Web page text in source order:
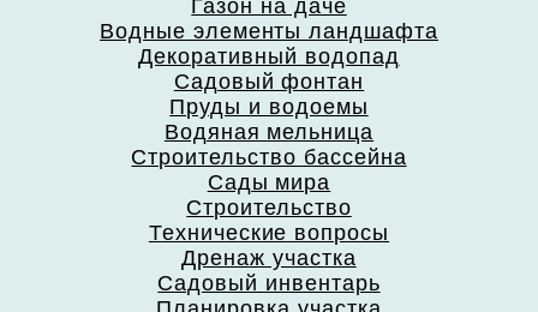
Газон на даче
Водные элементы ландшафта
Декоративный водопад
Садовый фонтан
Пруды и водоемы
Водяная мельница
Строительство бассейна
Сады мира
Строительство
Технические вопросы
Дренаж участка
Садовый инвентарь